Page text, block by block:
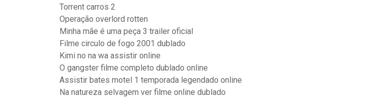
Torrent carros 2
Operação overlord rotten
Minha mãe é uma peça 3 trailer oficial
Filme circulo de fogo 2001 dublado
Kimi no na wa assistir online
O gangster filme completo dublado online
Assistir bates motel 1 temporada legendado online
Na natureza selvagem ver filme online dublado